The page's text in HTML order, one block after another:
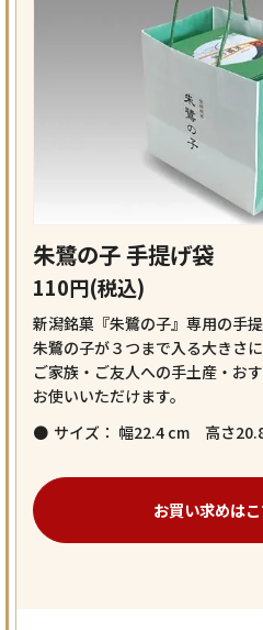
朱鷺の子 手提げ袋
110円(税込)
新潟銘菓『朱鷺の子』専用の手提
朱鷺の子が３つまで入る大きさに
ご家族・ご友人への手土産・お
お使いいただけます。
サイズ： 幅22.4 cm 高さ
お買い求めは